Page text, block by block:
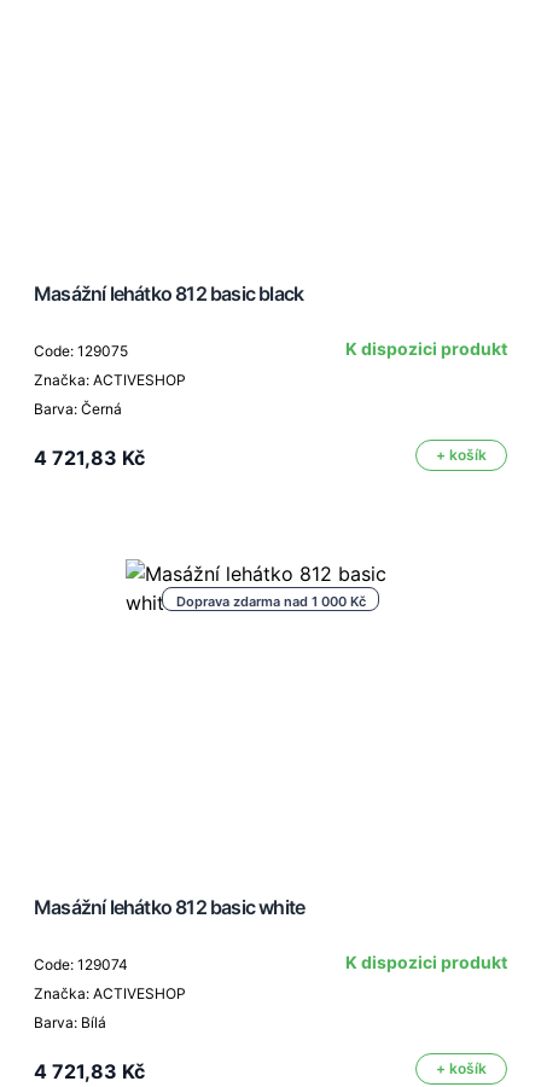
Masážní lehátko 812 basic black
Code: 129075
Značka: ACTIVESHOP
Barva: Černá
K dispozici produkt
4 721,83 Kč + košík
Doprava zdarma nad 1 000 Kč
Masážní lehátko 812 basic white
Code: 129074
Značka: ACTIVESHOP
Barva: Bílá
K dispozici produkt
4 721,83 Kč + košík